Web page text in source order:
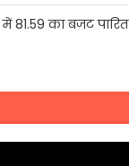
81.59 का बजट पारित